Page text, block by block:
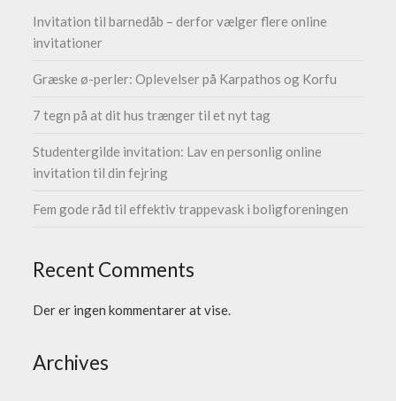
Invitation til barnedåb – derfor vælger flere online
invitationer
Græske ø-perler: Oplevelser på Karpathos og Korfu
7 tegn på at dit hus trænger til et nyt tag
Studentergilde invitation: Lav en personlig online
invitation til din fejring
Fem gode råd til effektiv trappevask i boligforeningen
Recent Comments
Der er ingen kommentarer at vise.
Archives